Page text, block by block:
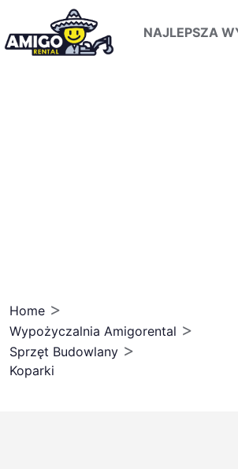
NAJLEPSZA
Home >
Wypożyczalnia Amigorental >
Sprzęt Budowlany >
Koparki